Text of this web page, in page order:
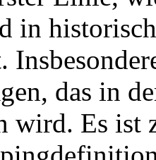
in
das in
wird. Es ist